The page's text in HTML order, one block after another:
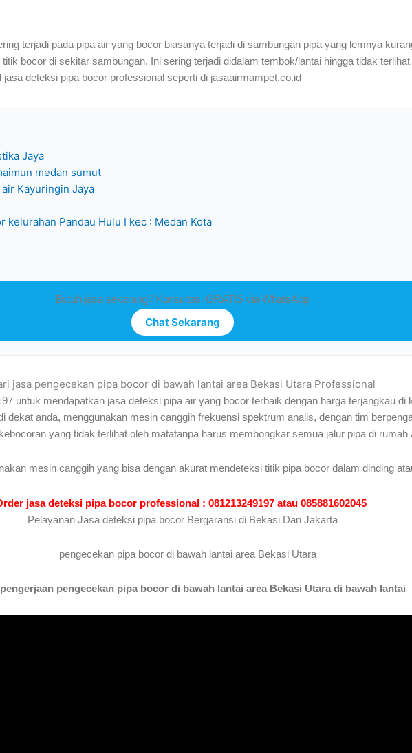
terjadi pada pipa air yang bocor biasanya terjadi di sambungan pipa yang lemnya
bocor di sekitar sambungan. Ini sering terjadi didalam tembok/lantai hingga tidak
deteksi pipa bocor professional seperti di jasaairmampet.co.id
Jaya
medan sumut
Kayuringin Jaya
kelurahan Pandau Hulu I kec : Medan Kota
Butuh jasa sekarang? Konsultasi GRATIS via WhatsApp
Chat Sekarang
jasa pengecekan pipa bocor di bawah lantai area Bekasi Utara Professional
untuk mendapatkan jasa deteksi pipa air yang bocor terbaik dengan harga terjangkau di
dekat anda, menggunakan mesin canggih frekuensi spektrum analis, dengan tim
yang tidak terlihat oleh matatanpa harus membongkar semua jalur pipa di rumah
mesin canggih yang bisa dengan akurat mendeteksi titik pipa bocor dalam dinding
jasa deteksi pipa bocor professional : 081213249197 atau 085881602045
Pelayanan Jasa deteksi pipa bocor Bergaransi di Bekasi Dan Jakarta
pengecekan pipa bocor di bawah lantai area Bekasi Utara di bawah lantai